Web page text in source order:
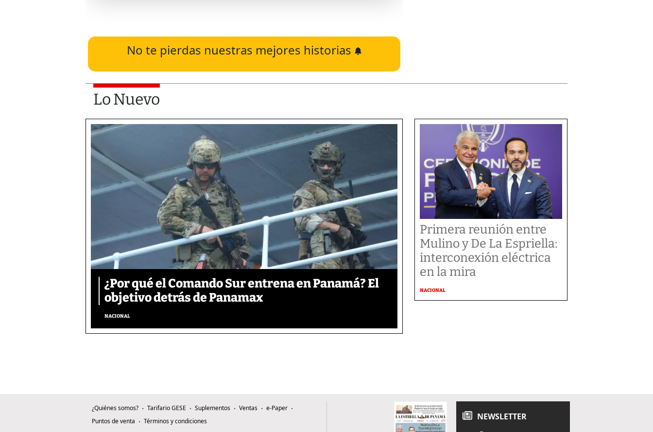
No te pierdas nuestras mejores historias
Lo Nuevo
¿Por qué el Comando Sur entrena en Panamá? El
objetivo detrás de Panamax
NACIONAL
Primera reunión entre
Mulino y De La Espriella:
interconexión eléctrica
en la mira
NACIONAL
¿Quiénes somos? Tarifario GESE Suplementos Ventas
e-Paper
Puntos de venta
Términos y condiciones NEWSLETTER